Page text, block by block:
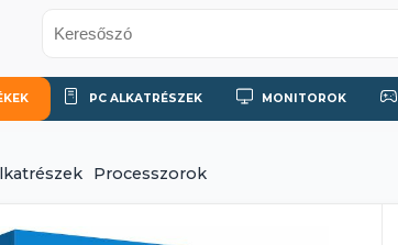
PC ALKATRÉSZEK MONITOROK
Processzorok